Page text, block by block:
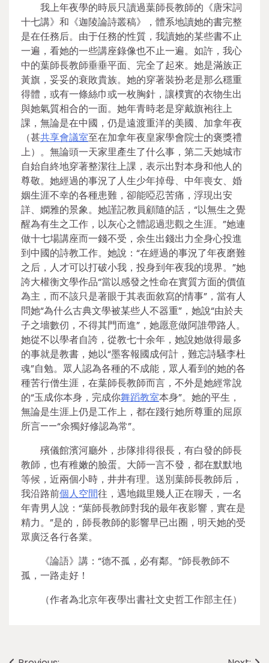
我上年夜學的時辰只讀過葉師長教師的《唐宋詞
十七講》和《迦陵論詩叢稿》，體系地讀她的書完整
是在任務后。由于任務的性質，我讀她的某些書不止
一遍，看她的一些講座錄像也不止一遍。如許，我心
中的葉師長教師垂垂平面、完全了起來。她是滿族正
黃旗，妥妥的衰敗貴族。她的穿著裝扮老是那么穩重
得體，或有一條絲巾或一枚胸針，讓樸實的衣物生出
與她氣質相合的一面。她年青時老是穿戴旗袍往上
課，無論是在中國，仍是遠渡重洋的美國、加拿年夜
（甚共享會議室至在加拿年夜皇家學會院士的褒獎禮
上）。無論頭一天家里產生了什么事，第二天她城市
自始自終地穿著整潔往上課，表示出對本身和他人的
尊敬。她經過的事況了人生少年掉母、中年喪女、婚
姻生涯不幸的各種患難，卻能啞忍苦痛，浮現出安
詳、嫻雅的景象。她謹記教員顧隨的話，“以無生之覺
醒為有生之工作，以灰心之體認過悲觀之生涯。”她連
做十七場講座而一錢不受，余生出錢出力全身心投進
到中國的詩教工作。她說：“在經過的事況了年夜磨難
之后，人才可以打破小我，投身到年夜我的境界。”她
誇大權衡文學作品“當以感發之性命在實質方面的價值
為主，而不該只是著眼于其表面敘寫的情事”，當有人
問她“為什么古典文學被某些人不器重”，她說“由於夫
子之墻數仞，不得其門而進”，她愿意做阿誰帶路人。
她從不以學者自誇，從教七十余年，她說她做得最多
的事就是教書，她以“墨客報國成何計，難忘詩騷李杜
魂”自勉。眾人認為各種的不成能，眾人看到的她的各
種苦行僧生涯，在葉師長教師而言，不外是她經常說
的“玉成你本身，完成你舞蹈教室本身”。她的平生，
無論是生涯上仍是工作上，都在踐行她所尊重的屈原
所言——“余獨好修認為常”。
殯儀館濱河廳外，步隊排得很長，有白發的師長
教師，也有稚嫩的臉蛋。大師一言不發，都在默默地
等候，近兩個小時，井井有理。送別葉師長教師后，
我沿路前個人空間往，遇地鐵里幾人正在聊天，一名
年青男人說：“葉師長教師對我的最年夜影響，實在是
精力。”是的，師長教師的影響早已出圈，明天她的受
眾廣泛各行各業。
《論語》講：“德不孤，必有鄰。”師長教師不
孤，一路走好！
（作者為北京年夜學出書社文史哲工作部主任）